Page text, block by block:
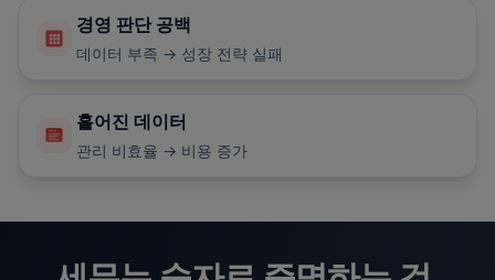
경영 판단 공백
데이터 부족 → 성장 전략 실패
흩어진 데이터
관리 비효율 → 비용 증가